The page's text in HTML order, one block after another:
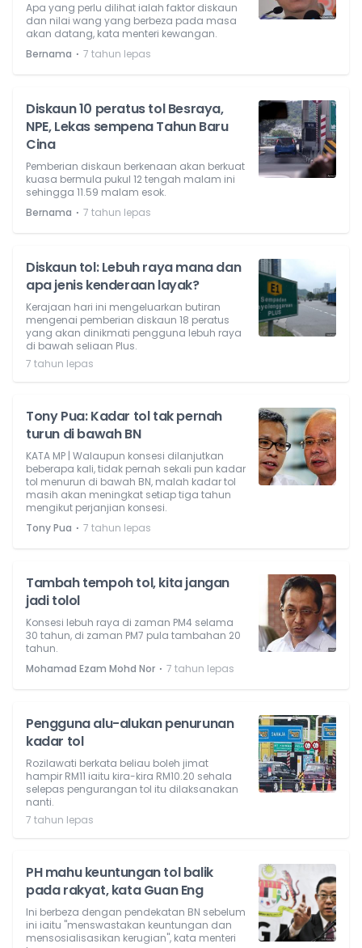
Apa yang perlu dilihat ialah faktor diskaun
dan nilai wang yang berbeza pada masa
akan datang, kata menteri kewangan.
Bernama ⋅ 7 tahun lepas
Diskaun 10 peratus tol Besraya,
NPE, Lekas sempena Tahun Baru
Cina
Pemberian diskaun berkenaan akan berkuat
kuasa bermula pukul 12 tengah malam ini
sehingga 11.59 malam esok.
Bernama ⋅ 7 tahun lepas
Diskaun tol: Lebuh raya mana dan
apa jenis kenderaan layak?
Kerajaan hari ini mengeluarkan butiran
mengenai pemberian diskaun 18 peratus
yang akan dinikmati pengguna lebuh raya
di bawah seliaan Plus.
7 tahun lepas
Tony Pua: Kadar tol tak pernah
turun di bawah BN
KATA MP | Walaupun konsesi dilanjutkan
beberapa kali, tidak pernah sekali pun kadar
tol menurun di bawah BN, malah kadar tol
masih akan meningkat setiap tiga tahun
mengikut perjanjian konsesi.
Tony Pua ⋅ 7 tahun lepas
Tambah tempoh tol, kita jangan
jadi tolol
Konsesi lebuh raya di zaman PM4 selama
30 tahun, di zaman PM7 pula tambahan 20
tahun.
Mohamad Ezam Mohd Nor ⋅ 7 tahun lepas
Pengguna alu-alukan penurunan
kadar tol
Rozilawati berkata beliau boleh jimat
hampir RM11 iaitu kira-kira RM10.20 sehala
selepas pengurangan tol itu dilaksanakan
nanti.
7 tahun lepas
PH mahu keuntungan tol balik
pada rakyat, kata Guan Eng
Ini berbeza dengan pendekatan BN sebelum
ini iaitu "menswastakan keuntungan dan
mensosialisasikan kerugian", kata menteri